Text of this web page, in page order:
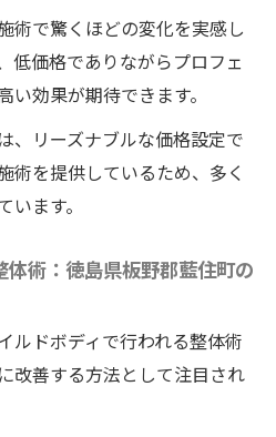
術で驚くほどの変化を実感し
低価格でありながらプロフェ
い効果が期待できます。
、リーズナブルな価格設定で
術を提供しているため、多く
ます。
術：徳島県板野郡藍住町の
ルドボディで行われる整体術
改善する方法として注目され